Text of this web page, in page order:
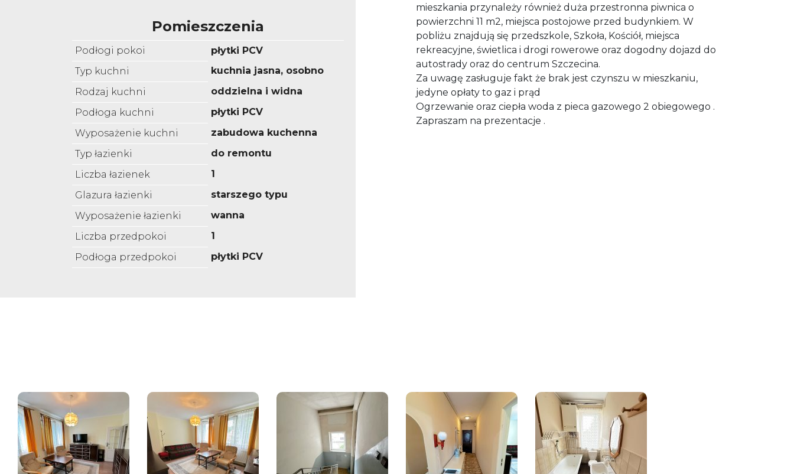
Pomieszczenia
Podłogi pokoi
płytki PCV
Typ kuchni
kuchnia jasna, osobno
Rodzaj kuchni
oddzielna i widna
Podłoga kuchni
płytki PCV
Wyposażenie kuchni
zabudowa kuchenna
Typ łazienki
do remontu
Liczba łazienek
1
Glazura łazienki
starszego typu
Wyposażenie łazienki
wanna
Liczba przedpokoi
1
Podłoga przedpokoi
płytki PCV
mieszkania przynależy również duża przestronna piwnica o
powierzchni 11 m2, miejsca postojowe przed budynkiem. W
pobliżu znajdują się przedszkole, Szkoła, Kościół, miejsca
rekreacyjne, świetlica i drogi rowerowe oraz dogodny dojazd do
autostrady oraz do centrum Szczecina.
Za uwagę zasługuje fakt że brak jest czynszu w mieszkaniu,
jedyne opłaty to gaz i prąd
Ogrzewanie oraz ciepła woda z pieca gazowego 2 obiegowego .
Zapraszam na prezentacje .